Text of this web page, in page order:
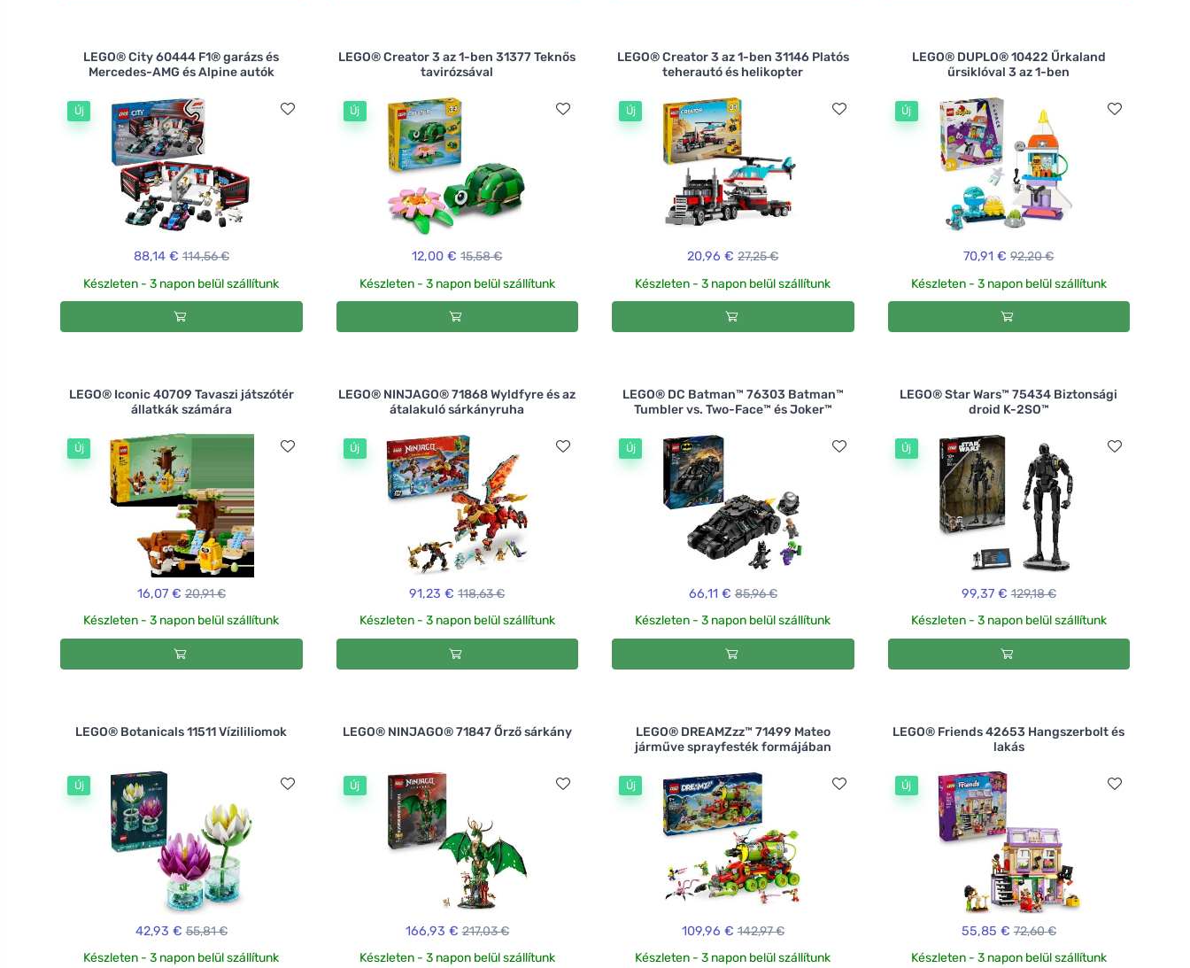
LEGO® City 60444 F1® garázs és
Mercedes-AMG és Alpine autók
Új
88,14 € 114,56 €
Készleten - 3 napon belül szállítunk
LEGO® Creator 3 az 1-ben 31377 Teknős
tavirózsával
Új
12,00 € 15,58 €
Készleten - 3 napon belül szállítunk
LEGO® Creator 3 az 1-ben 31146 Platós
teherautó és helikopter
Új
20,96 € 27,25 €
Készleten - 3 napon belül szállítunk
LEGO® DUPLO® 10422 Űrkaland
űrsiklóval 3 az 1-ben
Új
70,91 € 92,20 €
Készleten - 3 napon belül szállítunk
LEGO® Iconic 40709 Tavaszi játszótér
állatkák számára
Új
16,07 € 20,91 €
Készleten - 3 napon belül szállítunk
LEGO® NINJAGO® 71868 Wyldfyre és az
átalakuló sárkányruha
Új
91,23 € 118,63 €
Készleten - 3 napon belül szállítunk
LEGO® DC Batman™ 76303 Batman™
Tumbler vs. Two-Face™ és Joker™
Új
66,11 € 85,96 €
Készleten - 3 napon belül szállítunk
LEGO® Star Wars™ 75434 Biztonsági
droid K-2SO™
Új
99,37 € 129,18 €
Készleten - 3 napon belül szállítunk
LEGO® Botanicals 11511 Vízililiomok
Új
42,93 € 55,81 €
Készleten - 3 napon belül szállítunk
LEGO® NINJAGO® 71847 Őrző sárkány
Új
166,93 € 217,03 €
Készleten - 3 napon belül szállítunk
LEGO® DREAMZzz™ 71499 Mateo
járműve sprayfesték formájában
Új
109,96 € 142,97 €
Készleten - 3 napon belül szállítunk
LEGO® Friends 42653 Hangszerbolt és
lakás
Új
55,85 € 72,60 €
Készleten - 3 napon belül szállítunk